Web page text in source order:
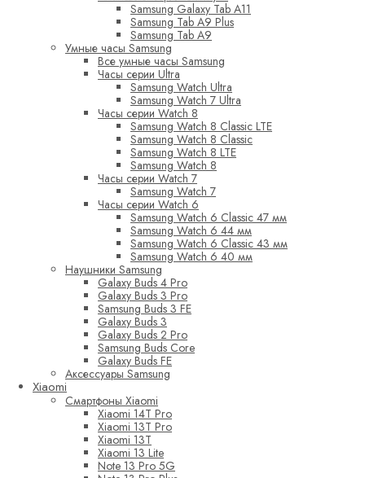
Samsung Galaxy Tab A11
Samsung Tab A9 Plus
Samsung Tab A9
Умные часы Samsung
Все умные часы Samsung
Часы серии Ultra
Samsung Watch Ultra
Samsung Watch 7 Ultra
Часы серии Watch 8
Samsung Watch 8 Classic LTE
Samsung Watch 8 Classic
Samsung Watch 8 LTE
Samsung Watch 8
Часы серии Watch 7
Samsung Watch 7
Часы серии Watch 6
Samsung Watch 6 Classic 47 мм
Samsung Watch 6 44 мм
Samsung Watch 6 Classic 43 мм
Samsung Watch 6 40 мм
Наушники Samsung
Galaxy Buds 4 Pro
Galaxy Buds 3 Pro
Samsung Buds 3 FE
Galaxy Buds 3
Galaxy Buds 2 Pro
Samsung Buds Core
Galaxy Buds FE
Аксессуары Samsung
Xiaomi
Смартфоны Xiaomi
Xiaomi 14T Pro
Xiaomi 13T Pro
Xiaomi 13T
Xiaomi 13 Lite
Note 13 Pro 5G